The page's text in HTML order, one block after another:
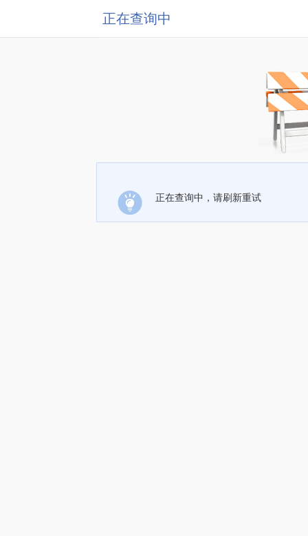
正在查询中
正在查询中，请刷新重试